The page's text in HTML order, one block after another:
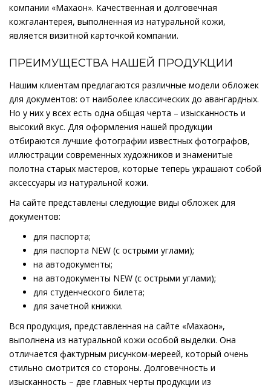
компании «Махаон». Качественная и долговечная
кожгалантерея, выполненная из натуральной кожи,
является визитной карточкой компании.
ПРЕИМУЩЕСТВА НАШЕЙ ПРОДУКЦИИ
Нашим клиентам предлагаются различные модели обложек
для документов: от наиболее классических до авангардных.
Но у них у всех есть одна общая черта – изысканность и
высокий вкус. Для оформления нашей продукции
отбираются лучшие фотографии известных фотографов,
иллюстрации современных художников и знаменитые
полотна старых мастеров, которые теперь украшают собой
аксессуары из натуральной кожи.
На сайте представлены следующие виды обложек для
документов:
для паспорта;
для паспорта NEW (с острыми углами);
на автодокументы;
на автодокументы NEW (с острыми углами);
для студенческого билета;
для зачетной книжки.
Вся продукция, представленная на сайте «Махаон»,
выполнена из натуральной кожи особой выделки. Она
отличается фактурным рисунком-мереей, который очень
стильно смотрится со стороны. Долговечность и
изысканность – две главных черты продукции из